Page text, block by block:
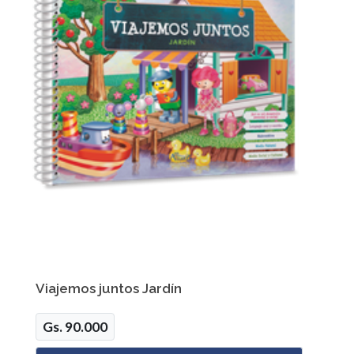
Viajemos juntos Jardín
Gs. 90.000